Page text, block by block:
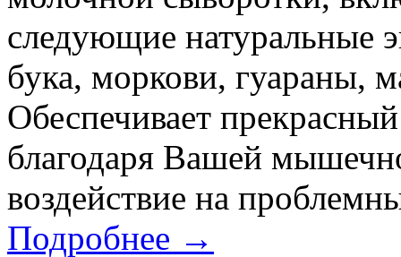
следующие натуральные
бука, моркови, гуараны,
Обеспечивает
благодаря Вашей
воздействие на
Подробнее →